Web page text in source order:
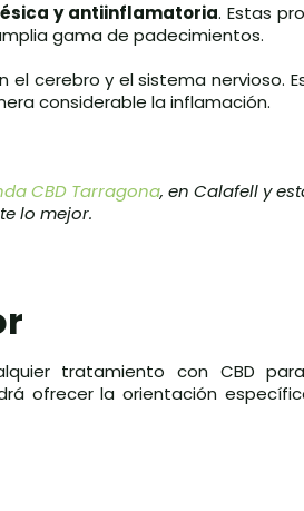
y antiinflamatoria. Estas
gama de padecimientos.
cerebro y el sistema nervioso.
considerable la inflamación.
CBD Tarragona, en Calafell y
lo mejor.
tratamiento con CBD
ofrecer la orientación